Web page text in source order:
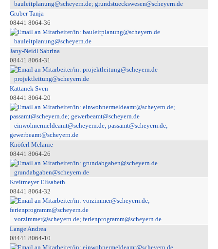
bauleitplanung@scheyern.de; grundstueckswesen@scheyern.de
Gruber Tanja
08441 8064-36
bauleitplanung@scheyern.de
Jany-Neidl Sabrina
08441 8064-31
projektleitung@scheyern.de
Kattanek Sven
08441 8064-20
einwohnermeldeamt@scheyern.de; passamt@scheyern.de;
gewerbeamt@scheyern.de
Knöferl Melanie
08441 8064-26
grundabgaben@scheyern.de
Kreitmeyer Elisabeth
08441 8064-32
vorzimmer@scheyern.de; ferienprogramm@scheyern.de
Lange Andrea
08441 8064-10